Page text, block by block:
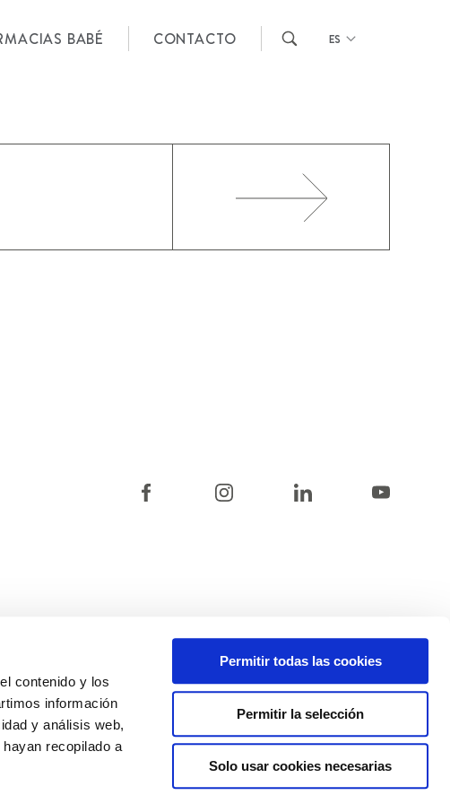
contenido y los
información
y análisis web,
recopilado a
Permitir todas las cookies
Permitir la selección
Solo usar cookies necesarias
BABÉ CONTACTO ES
POLÍTICA DE COOKIES CANAL DE CUMPLIMIENTO